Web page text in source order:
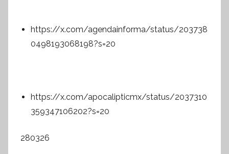
https://x.com/agendainforma/status/203738
0498193068198?s=20
https://x.com/apocalipticmx/status/2037310
359347106202?s=20
280326